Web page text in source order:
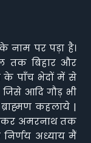
के नाम पर पड़ा है।
तक बिहार और
के पाँच भेदों में से
आदि गौड़ भी
कहलाये |
अमरनाथ तक
निर्णय अध्याय मैं